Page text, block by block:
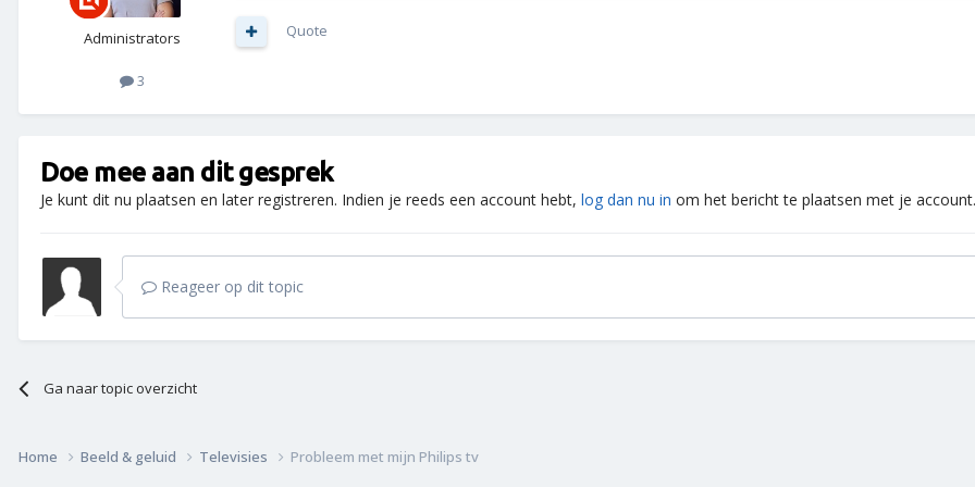
Administrators
3
Quote
Doe mee aan dit gesprek
Je kunt dit nu plaatsen en later registreren. Indien je reeds een account hebt, log dan nu in om het bericht te plaatsen met je account.
Reageer op dit topic
Ga naar topic overzicht
Home Beeld & geluid Televisies Probleem met mijn Philips tv